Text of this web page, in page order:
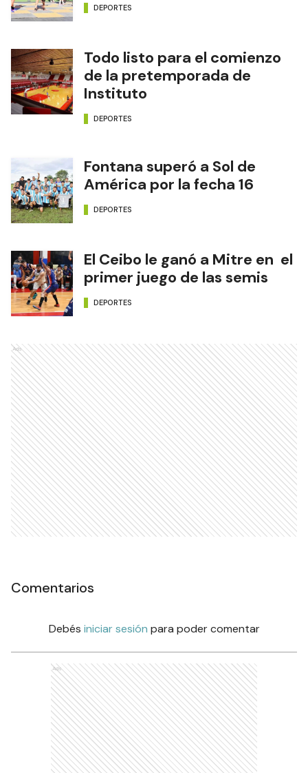
DEPORTES
Todo listo para el comienzo
de la pretemporada de
Instituto
DEPORTES
Fontana superó a Sol de
América por la fecha 16
DEPORTES
El Ceibo le ganó a Mitre en el
primer juego de las semis
DEPORTES
Ads
Comentarios
Debés iniciar sesión para poder comentar
Ads